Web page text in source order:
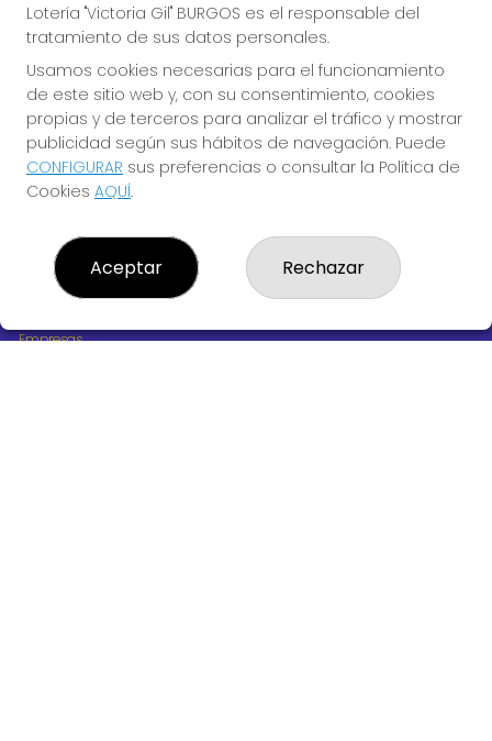
La de la Antigua de
Gamonal
¿Quiénes somos?
Comprar lotería
Resultados
Empresas
Lotería "Victoria Gil" BURGOS es el responsable del
tratamiento de sus datos personales.
Usamos cookies necesarias para el funcionamiento
de este sitio web y, con su consentimiento, cookies
propias y de terceros para analizar el tráfico y mostrar
publicidad según sus hábitos de navegación. Puede
CONFIGURAR sus preferencias o consultar la Política de
Cookies AQUÍ.
Aceptar Rechazar